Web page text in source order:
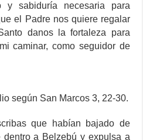
y sabiduría necesaria para
el Padre nos quiere regalar
danos la fortaleza para
caminar, como seguidor de
según San Marcos 3, 22-30.
que habían bajado de
dentro a Belzebú y expulsa a